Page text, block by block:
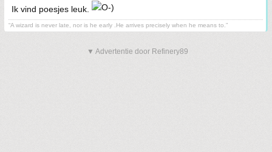
Ik vind poesjes leuk.
“A wizard is never late, nor is he early .He arrives precisely when he means to.”
▼ Advertentie door Refinery89